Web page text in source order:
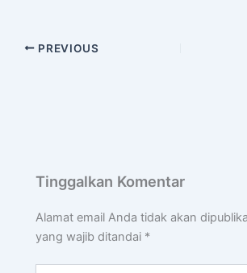
PREVIOUS
Tinggalkan Komentar
Alamat email Anda tidak akan
yang wajib ditandai *